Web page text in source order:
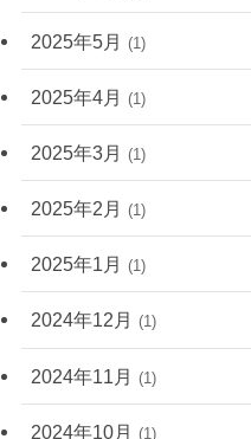
2025年5月 (1)
2025年4月 (1)
2025年3月 (1)
2025年2月 (1)
2025年1月 (1)
2024年12月 (1)
2024年11月 (1)
2024年10月 (1)